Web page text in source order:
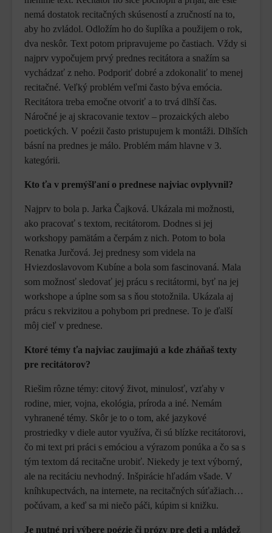
nemá dostatok recitačných skúseností a zručností na to,
aby ho zvládol. Odložím ho do šuplíka a použijem o rok,
dva neskôr. Text potom pripravujeme po častiach. Vždy si
najprv vypočujem prvý prednes recitátora a snažím sa
vychádzať z neho. Podporiť dobré a zdokonaliť to menej
recitačné. Veľký problém veľmi často býva emócia.
Recitátora treba emočne otvoriť a to trvá dlhší čas.
Náročné je aj skracovanie textov – prozaických alebo
poetických. V poézii často pristupujem k montáži. Dlhších
básní na prednes je málo. Problém mám hlavne v 3.
kategórii.
Kto ťa v premýšľaní o prednese najviac ovplyvnil?
Najprv to bola p. Jarka Čajková. Ukázala mi možnosti,
ako pracovať s textom, recitátorom. Dodnes si jej
workshopy pamätám a čerpám z nich. Potom to bola
Renatka Jurčová. Jej prednesy som videla na
Hviezdoslavovom Kubíne a bola som fascinovaná. Mala
som možnosť sledovať jej prácu s recitátormi, byť na jej
workshope a úplne som sa s ňou stotožnila. Ukázala aj
prácu s rekvizitou a pohybom pri prednese. To je ďalší
môj cieľ v prednese.
Ktoré témy ťa najviac zaujímajú a kde zháňaš texty
pre recitátorov?
Riešim rôzne témy: citový život, minulosť, vzťahy v
rodine, mier, vojna, ekológia, príroda a iné. Nemám
vyhranené témy. Skôr je to o tom, aké jazykové
prostriedky v diele autor využíva, či sú blízke recitátorovi,
čo mi text pri práci s emóciou a výrazom ponúka a čo sa s
tým textom dá recitačne urobiť. Niekedy je text výborný,
ale na recitáciu nevhodný. Inšpirácie hľadám všade. V
kníhkupectvách, na internete, na recitačných súťažiach…
počúvam, a keď sa mi niečo páči, kúpim si knižku.
Je nutné pri výbere poézie či prózy pre deti a mládež